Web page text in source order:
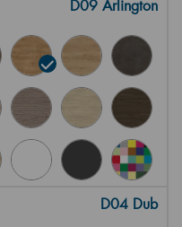
D09 Arlington
D04 Dub